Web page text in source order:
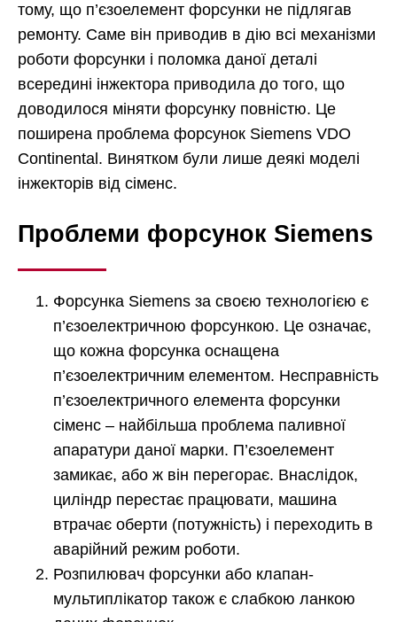
тому, що п’єзоелемент форсунки не підлягав
ремонту. Саме він приводив в дію всі механізми
роботи форсунки і поломка даної деталі
всередині інжектора приводила до того, що
доводилося міняти форсунку повністю. Це
поширена проблема форсунок Siemens VDO
Continental. Винятком були лише деякі моделі
інжекторів від сіменс.
Проблеми форсунок Siemens
Форсунка Siemens за своєю технологією є
п’єзоелектричною форсункою. Це означає,
що кожна форсунка оснащена
п’єзоелектричним елементом. Несправність
п’єзоелектричного елемента форсунки
сіменс – найбільша проблема паливної
апаратури даної марки. П’єзоелемент
замикає, або ж він перегорає. Внаслідок,
циліндр перестає працювати, машина
втрачає оберти (потужність) і переходить в
аварійний режим роботи.
Розпилювач форсунки або клапан-
мультиплікатор також є слабкою ланкою